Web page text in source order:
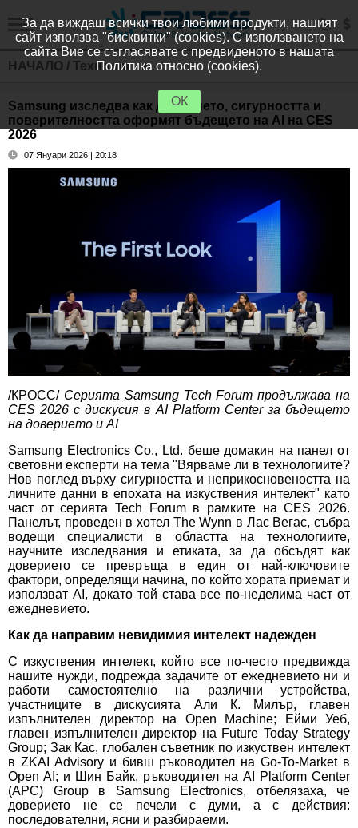
НАЧАЛО / Технологии
Samsung изследва как доверието, сигурността и
поверителността оформят бъдещето на AI на CES
2026
07 Януари 2026 | 20:18
/КРОСС/ Серията Samsung Tech Forum продължава на
CES 2026 с дискусия в AI Platform Center за бъдещето
на доверието и AI
Samsung Electronics Co., Ltd. беше домакин на панел от
световни експерти на тема "Вярваме ли в технологиите?
Нов поглед върху сигурността и неприкосновеността на
личните данни в епохата на изкуствения интелект" като
част от серията Tech Forum в рамките на CES 2026.
Панелът, проведен в хотел The Wynn в Лас Вегас, събра
водещи специалисти в областта на технологиите,
научните изследвания и етиката, за да обсъдят как
доверието се превръща в един от най-ключовите
фактори, определящи начина, по който хората приемат и
използват AI, докато той става все по-неделима част от
ежедневието.
Как да направим невидимия интелект надежден
С изкуствения интелект, който все по-често предвижда
нашите нужди, подрежда задачите от ежедневието ни и
работи самостоятелно на различни устройства,
участниците в дискусията Али К. Милър, главен
изпълнителен директор на Open Machine; Ейми Уеб,
главен изпълнителен директор на Future Today Strategy
Group; Зак Кас, глобален съветник по изкуствен интелект
в ZKAI Advisory и бивш ръководител на Go-To-Market в
Open AI; и Шин Байк, ръководител на AI Platform Center
(APC) Group в Samsung Electronics, отбелязаха, че
доверието не се печели с думи, а с действия:
последователни, ясни и разбираеми.
За да виждаш всички твои любими продукти, нашият
сайт използва "бисквитки" (cookies). С използването на
сайта Вие се съгласявате с предвиденото в нашата
Политика относно (cookies).
ОК